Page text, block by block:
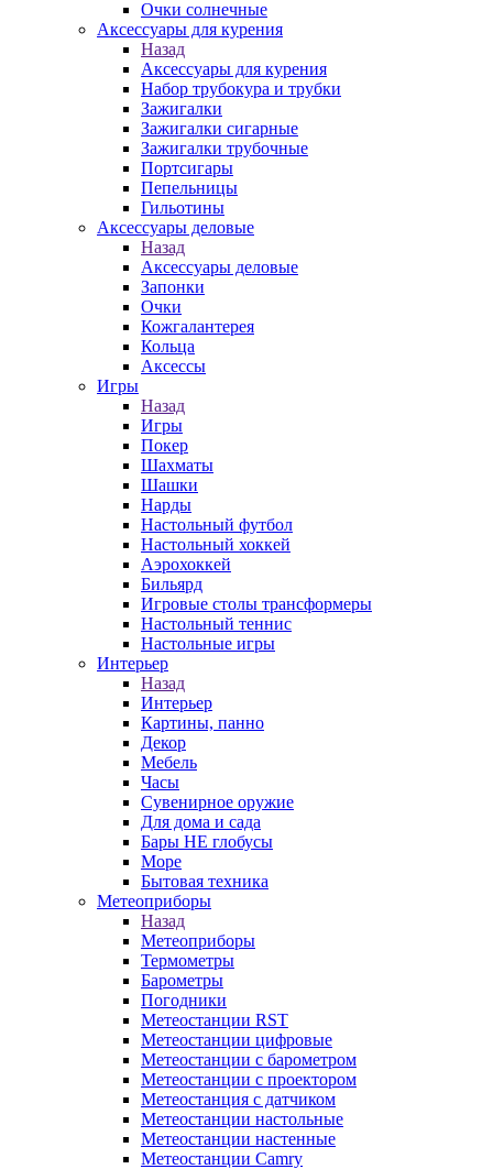
Очки солнечные
Аксессуары для курения
Назад
Аксессуары для курения
Набор трубокура и трубки
Зажигалки
Зажигалки сигарные
Зажигалки трубочные
Портсигары
Пепельницы
Гильотины
Аксессуары деловые
Назад
Аксессуары деловые
Запонки
Очки
Кожгалантерея
Кольца
Аксессы
Игры
Назад
Игры
Покер
Шахматы
Шашки
Нарды
Настольный футбол
Настольный хоккей
Аэрохоккей
Бильярд
Игровые столы трансформеры
Настольный теннис
Настольные игры
Интерьер
Назад
Интерьер
Картины, панно
Декор
Мебель
Часы
Сувенирное оружие
Для дома и сада
Бары НЕ глобусы
Море
Бытовая техника
Метеоприборы
Назад
Метеоприборы
Термометры
Барометры
Погодники
Метеостанции RST
Метеостанции цифровые
Метеостанции с барометром
Метеостанции с проектором
Метеостанция с датчиком
Метеостанции настольные
Метеостанции настенные
Метеостанции Camry